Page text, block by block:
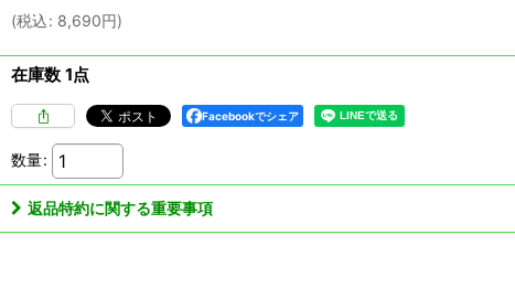
(税込: 8,690円)
在庫数 1点
Facebookでシェア
数量:
返品特約に関する重要事項